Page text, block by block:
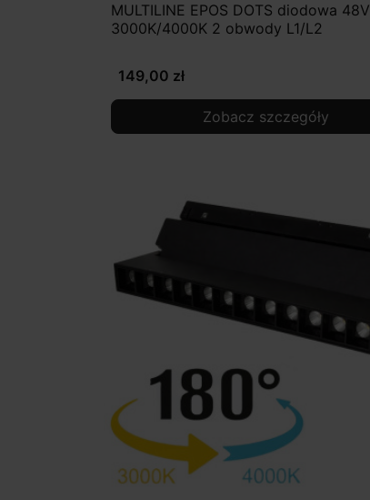
MULTILINE EPOS DOTS diodowa 48V
3000K/4000K 2 obwody L1/L2
149,00 zł
Zobacz szczegóły